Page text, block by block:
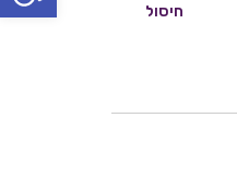
חיסול